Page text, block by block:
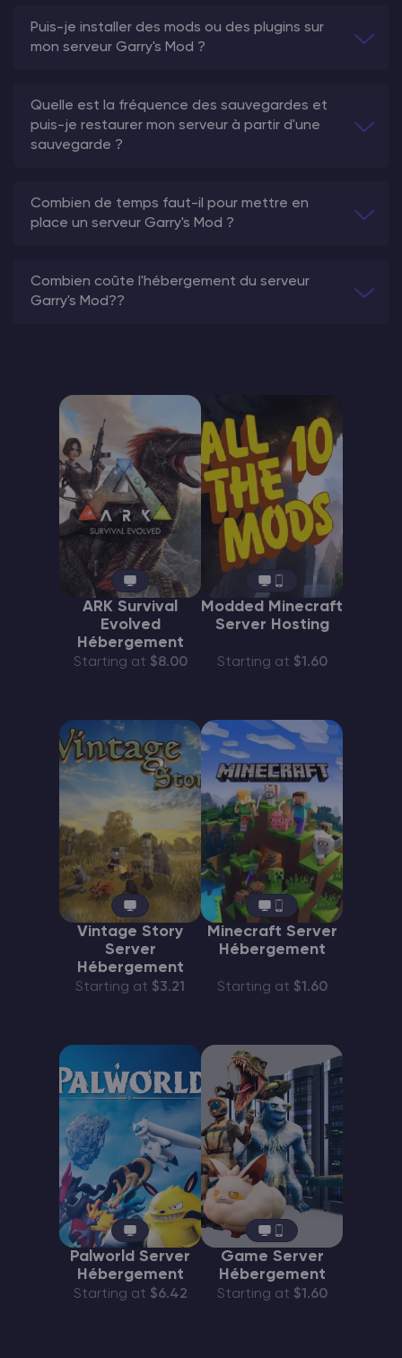
Puis-je installer des mods ou des plugins sur
mon serveur Garry's Mod ?
Quelle est la fréquence des sauvegardes et
puis-je restaurer mon serveur à partir d'une
sauvegarde ?
Combien de temps faut-il pour mettre en
place un serveur Garry's Mod ?
Combien coûte l'hébergement du serveur
Garry's Mod??
ARK Survival
Evolved
Hébergement
Starting at $8.00
Modded Minecraft
Server Hosting
Starting at $1.60
Vintage Story
Server
Hébergement
Starting at $3.21
Minecraft Server
Hébergement
Starting at $1.60
Palworld Server
Hébergement
Starting at $6.42
Game Server
Hébergement
Starting at $1.60